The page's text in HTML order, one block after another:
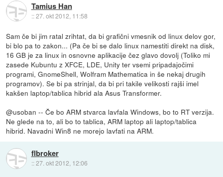
Tamius Han
::27. okt 2012, 11:58
Sam če bi jim ratal zrihtat, da bi grafični vmesnik od linux delov gor,
bi blo pa to zakon... (Pa če bi se dalo linux namestiti direkt na disk,
16 GB je za linux in osnovne aplikacije čez glavo dovolj (Toliko mi
zasede Kubuntu z XFCE, LDE, Unity ter vsemi pripadajočimi
programi, GnomeShell, Wolfram Mathematica in še nekaj drugih
programov). Se bi pa strinjal, da bi pri takile velikosti rajši imel
kakšen laptop/tablica hibrid ala Asus Transformer.
@usoban -- Če bo ARM stvarca lavfala Windows, bo to RT verzija.
Ne glede na to, ali bo to tablica, ARM laptop ali laptop/tablica
hibrid. Navadni Win8 ne morejo lavfati na ARM.
flbroker
::27. okt 2012, 12:06